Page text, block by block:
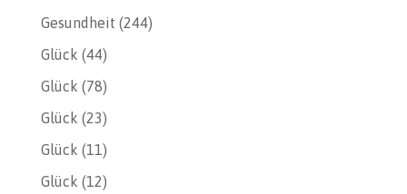
Gesundheit (244)
Glück (44)
Glück (78)
Glück (23)
Glück (11)
Glück (12)